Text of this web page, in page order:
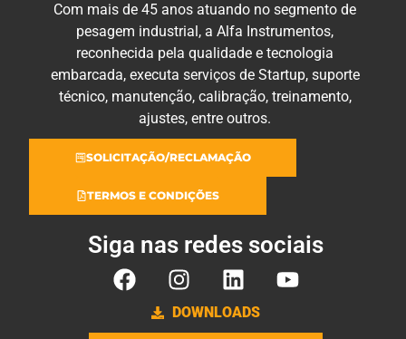
Com mais de 45 anos atuando no segmento de
pesagem industrial, a Alfa Instrumentos,
reconhecida pela qualidade e tecnologia
embarcada, executa serviços de Startup, suporte
técnico, manutenção, calibração, treinamento,
ajustes, entre outros.
SOLICITAÇÃO/RECLAMAÇÃO
TERMOS E CONDIÇÕES
Siga nas redes sociais
DOWNLOADS